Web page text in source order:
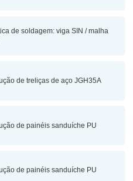
de soldagem: viga SIN / malha
de treliças de aço JGH35A
de painéis sanduíche PU
de painéis sanduíche PU